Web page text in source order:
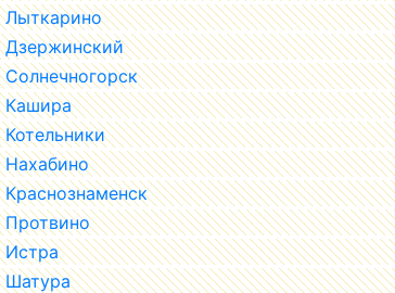
Лыткарино
Дзержинский
Солнечногорск
Кашира
Котельники
Нахабино
Краснознаменск
Протвино
Истра
Шатура